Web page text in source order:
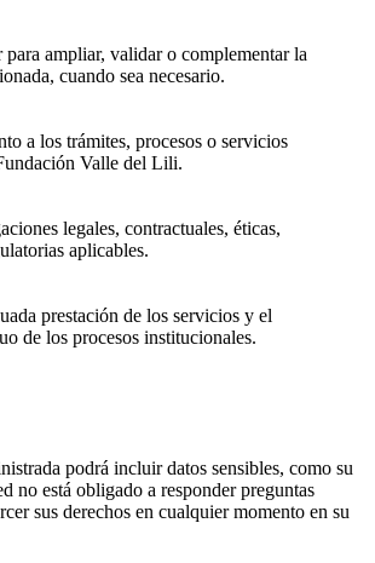
ampliar, validar o complementar la
cuando sea necesario.
a los trámites, procesos o servicios
Valle del Lili.
legales, contractuales, éticas,
aplicables.
prestación de los servicios y el
de los procesos institucionales.
podrá incluir datos sensibles, como su
no está obligado a responder preguntas
sus derechos en cualquier momento en su